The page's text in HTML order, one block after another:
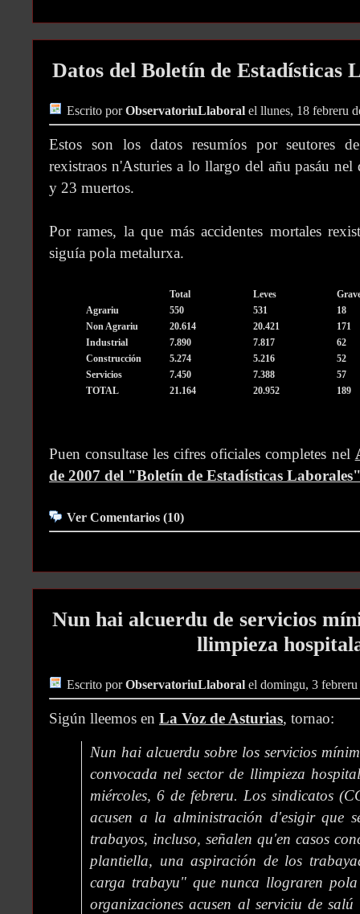
Datos del Boletín de Estadísticas
Escrito porObservatoriuLlaboral el llunes, 18 febreru
Estos son los datos resumíos por seutores
rexistraos n'Asturies a lo llargo del añu pasáu
y 23 muertos.
Por rames, la que más accidentes mortales
siguía pola metalurxa.
Total Leves
Agrariu
550 531
18
Non Agrariu
20.614 20.421
171
Industrial
7.890 7.817
62
Construcción
5.274 5.216
52
Servicios
7.450 7.388
57
TOTAL
21.164 20.952 189
Puen consultase les cifres oficiales completes nel
de 2007 del "Boletín de Estadísticas
Ver Comentarios (10)
Nun hai alcuerdu de servicios
llimpieza
Escrito porObservatoriuLlaboral el domingu, 3
Sigún lleemos en La Voz de Asturias, tornao:
Nun hai alcuerdu sobre los servicios
convocada nel sector de llimpieza
miércoles, 6 de febreru. Los sindicatos
acusen a la alministración d'esigir que
trabayos, incluso, señalen qu'en casos
plantiella, una aspiración de los
carga trabayu" que nunca llograren
organizaciones acusen al serviciu de